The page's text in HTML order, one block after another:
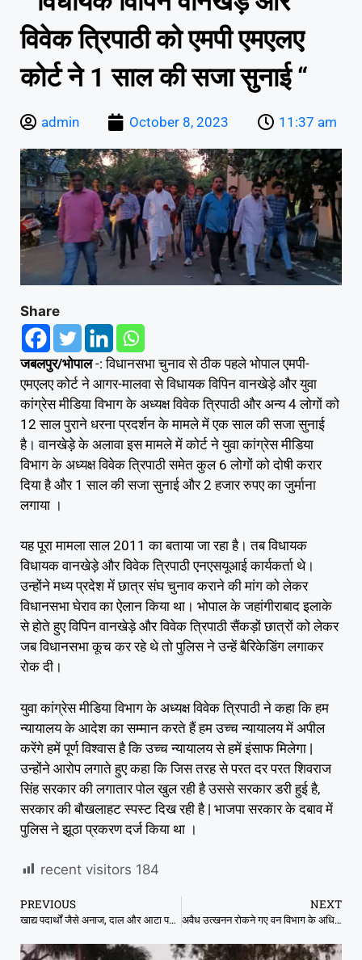
विवेक त्रिपाठी को एमपी एमएलए
कोर्ट ने 1 साल की सजा सुनाई “
admin October 8, 2023 11:37 am
Share
जबलपुर/भोपाल-: विधानसभा चुनाव से ठीक पहले भोपाल एमपी-
एमएलए कोर्ट ने आगर-मालवा से विधायक विपिन वानखेड़े और युवा
कांग्रेस मीडिया विभाग के अध्यक्ष विवेक त्रिपाठी और अन्य 4 लोगों को
12 साल पुराने धरना प्रदर्शन के मामले में एक साल की सजा सुनाई
है। वानखेड़े के अलावा इस मामले में कोर्ट ने युवा कांग्रेस मीडिया
विभाग के अध्यक्ष विवेक त्रिपाठी समेत कुल 6 लोगों को दोषी करार
दिया है और 1 साल की सजा सुनाई और 2 हजार रुपए का जुर्माना
लगाया ।
यह पूरा मामला साल 2011 का बताया जा रहा है। तब विधायक
विधायक वानखेड़े और विवेक त्रिपाठी एनएसयूआई कार्यकर्ता थे।
उन्होंने मध्य प्रदेश में छात्र संघ चुनाव कराने की मांग को लेकर
विधानसभा घेराव का ऐलान किया था। भोपाल के जहांगीराबाद इलाके
से होते हुए विपिन वानखेड़े और विवेक त्रिपाठी सैंकड़ों छात्रों को लेकर
जब विधानसभा कूच कर रहे थे तो पुलिस ने उन्हें बैरिकेडिंग लगाकर
रोक दी।
युवा कांग्रेस मीडिया विभाग के अध्यक्ष विवेक त्रिपाठी ने कहा कि हम
न्यायालय के आदेश का सम्मान करते हैं हम उच्च न्यायालय में अपील
करेंगे हमें पूर्ण विश्वास है कि उच्च न्यायालय से हमें इंसाफ मिलेगा |
उन्होंने आरोप लगाते हुए कहा कि जिस तरह से परत दर परत शिवराज
सिंह सरकार की लगातार पोल खुल रही है उससे सरकार डरी हुई है,
सरकार की बौखलाहट स्पस्ट दिख रही है | भाजपा सरकार के दबाव में
पुलिस ने झूठा प्रकरण दर्ज किया था ।
recent visitors 184
PREVIOUS
खाद्य पदार्थों जैसे अनाज, दाल और आटा पर 5 प्रतिशत जीएसटी (GST) दर लगाई जाएगी
NEXT
अवैध उत्खनन रोकने गए वन विभाग के अधिकारी पर ही भूमाफ़िया ने अधिकारी की गाड़ी पर ही जेसीबी चढ़ाई